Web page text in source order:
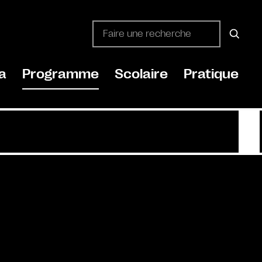
Programme Scolaire Pratique